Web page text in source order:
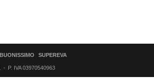
BUONISSIMO SUPEREVA
P. IVA 03970540963